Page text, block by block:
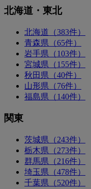
北海道・東北
北海道（383件）
青森県（65件）
岩手県（103件）
宮城県（155件）
秋田県（40件）
山形県（76件）
福島県（140件）
関東
茨城県（243件）
栃木県（273件）
群馬県（216件）
埼玉県（478件）
千葉県（520件）